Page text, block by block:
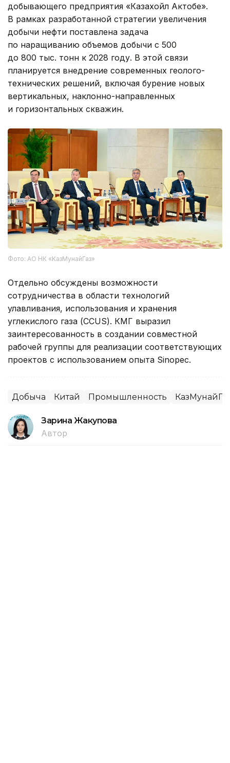
добывающего предприятия «Казахойл Актобе».
В рамках разработанной стратегии увеличения
добычи нефти поставлена задача
по наращиванию объемов добычи с 500
до 800 тыс. тонн к 2028 году. В этой связи
планируется внедрение современных геолого-
технических решений, включая бурение новых
вертикальных, наклонно-направленных
и горизонтальных скважин.
Фото: АО НК «КазМунайГаз»
Отдельно обсуждены возможности
сотрудничества в области технологий
улавливания, использования и хранения
углекислого газа (CCUS). КМГ выразил
заинтересованность в создании совместной
рабочей группы для реализации соответствующих
проектов с использованием опыта Sinopec.
Добыча Китай Промышленность
Зарина Жакупова
Автор